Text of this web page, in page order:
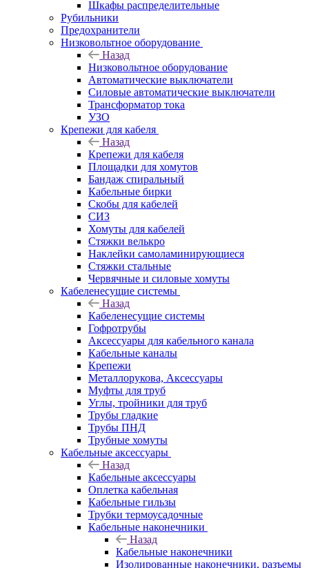
Шкафы распределительные
Рубильники
Предохранители
Низковольтное оборудование
Назад
Низковольтное оборудование
Автоматические выключатели
Силовые автоматические выключатели
Трансформатор тока
УЗО
Крепежи для кабеля
Назад
Крепежи для кабеля
Площадки для хомутов
Бандаж спиральный
Кабельные бирки
Cкобы для кабелей
СИЗ
Хомуты для кабелей
Стяжки велькро
Наклейки самоламинирующиеся
Стяжки стальные
Червячные и силовые хомуты
Кабеленесущие системы
Назад
Кабеленесущие системы
Гофротрубы
Аксессуары для кабельного канала
Кабельные каналы
Крепежи
Металлорукова, Аксессуары
Муфты для труб
Углы, тройники для труб
Трубы гладкие
Трубы ПНД
Трубные хомуты
Кабельные аксессуары
Назад
Кабельные аксессуары
Оплетка кабельная
Кабельные гильзы
Трубки термоусадочные
Кабельные наконечники
Назад
Кабельные наконечники
Изолированные наконечники, разъемы